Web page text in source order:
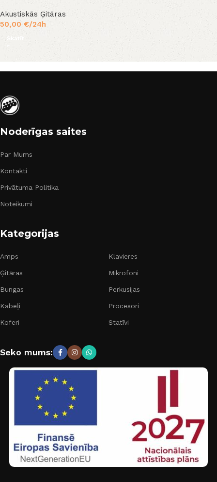
Akustiskās Ģitāras
50,00 €/24h
Skatīt
Noderīgas saites
Par Mums
Kontakti
Privātuma Politika
Noteikumi
Kategorijas
Amps
Ģitāras
Bungas
Kabeļi
Koferi
Klavieres
Mikrofoni
Perkusijas
Procesori
Statīvi
Seko mums: